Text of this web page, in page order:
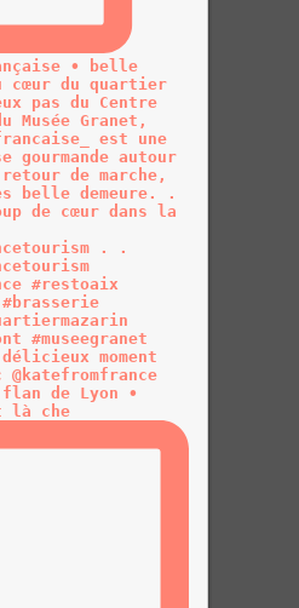
de Lyon •
che